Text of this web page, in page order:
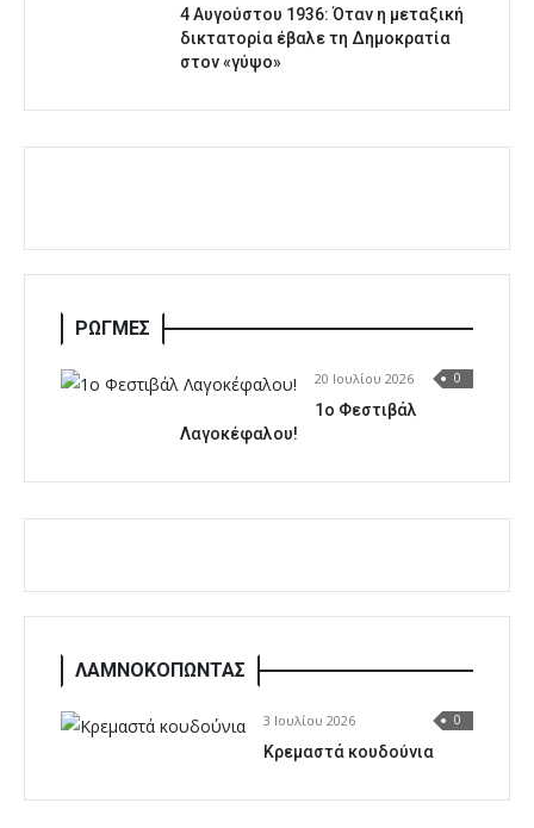
4 Αυγούστου 1936: Όταν η μεταξική
δικτατορία έβαλε τη Δημοκρατία
στον «γύψο»
ΡΩΓΜΕΣ
20 Ιουλίου 2026 0
1o Φεστιβάλ
Λαγοκέφαλου!
ΛΑΜΝΟΚΟΠΩΝΤΑΣ
3 Ιουλίου 2026 0
Κρεμαστά κουδούνια